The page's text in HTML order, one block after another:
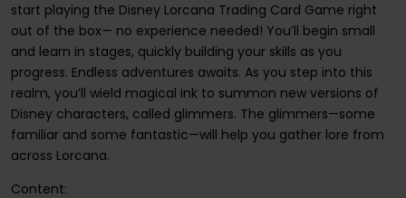
start playing the Disney Lorcana Trading Card Game right
out of the box— no experience needed! You’ll begin small
and learn in stages, quickly building your skills as you
progress. Endless adventures awaits. As you step into this
realm, you’ll wield magical ink to summon new versions of
Disney characters, called glimmers. The glimmers—some
familiar and some fantastic—will help you gather lore from
across Lorcana.
Content: